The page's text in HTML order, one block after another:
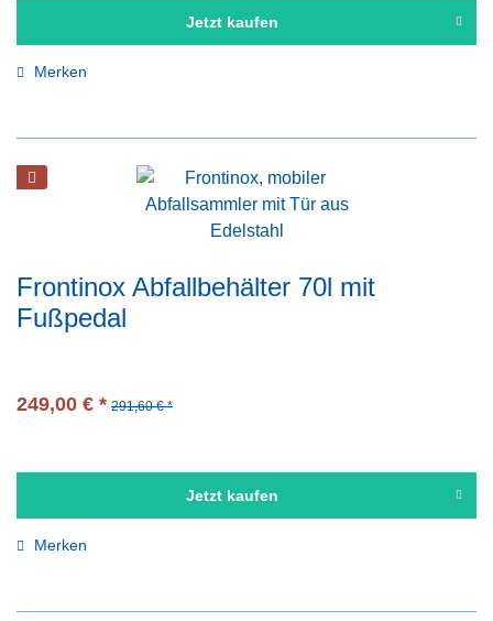
Jetzt kaufen
Merken
Frontinox Abfallbehälter 70l mit
Fußpedal
249,00 € * 291,60 € *
Jetzt kaufen
Merken